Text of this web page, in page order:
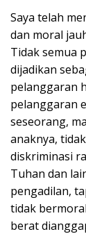
Saya telah
dan moral
Tidak semua
dijadikan
pelanggaran
pelanggaran
seseorang,
anaknya,
diskriminasi
Tuhan dan
pengadilan,
tidak
berat